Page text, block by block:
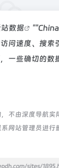
数据 ""
问速度、搜索
一些确切的数
不由深度导航实
网站管理员进行
sites/